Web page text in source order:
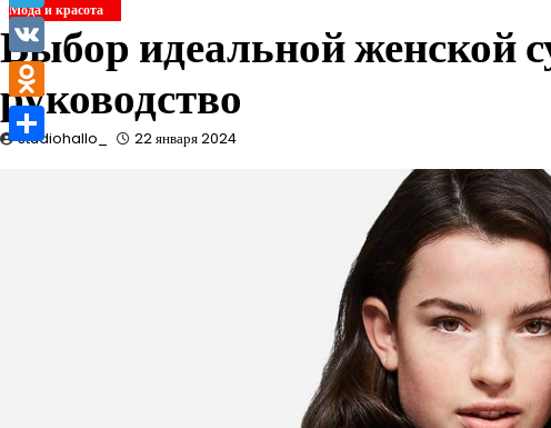
Мода и красота
Выбор идеальной женской
руководство
studiohallo_ 22 января 2024
Telegram
VK
Odnoklassniki